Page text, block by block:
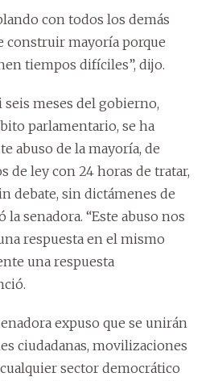
con todos los demás
construir mayoría porque
tiempos difíciles”, dijo.
seis meses del gobierno,
parlamentario, se ha
abuso de la mayoría, de
de ley con 24 horas de tratar,
debate, sin dictámenes de
la senadora. “Este abuso nos
respuesta en el mismo
una respuesta
expuso que se unirán
ciudadanas, movilizaciones
sector democrático